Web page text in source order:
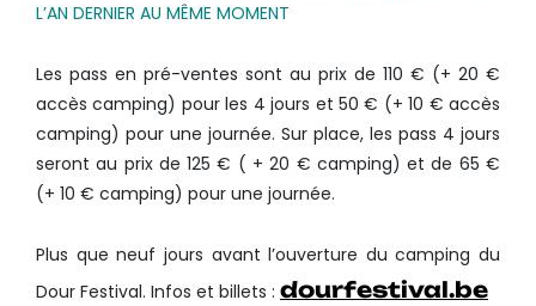
L’AN DERNIER AU MÊME MOMENT
Les pass en pré-ventes sont au prix de 110 € (+ 20 €
accès camping) pour les 4 jours et 50 € (+ 10 € accès
camping) pour une journée. Sur place, les pass 4 jours
seront au prix de 125 € ( + 20 € camping) et de 65 €
(+ 10 € camping) pour une journée.
Plus que neuf jours avant l’ouverture du camping du
Dour Festival. Infos et billets : dourfestival.be